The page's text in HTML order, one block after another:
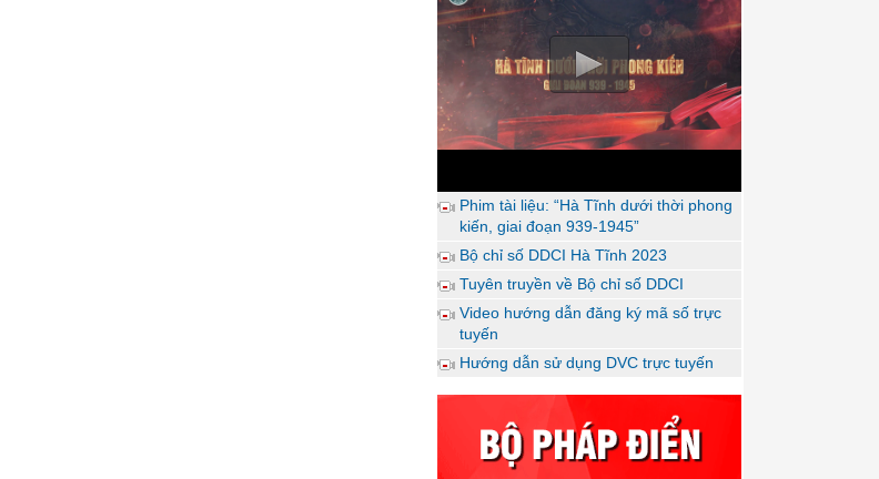
Phim tài liệu: “Hà Tĩnh dưới thời phong
kiến, giai đoạn 939-1945”
Bộ chỉ số DDCI Hà Tĩnh 2023
Tuyên truyền về Bộ chỉ số DDCI
Video hướng dẫn đăng ký mã số trực
tuyến
Hướng dẫn sử dụng DVC trực tuyến